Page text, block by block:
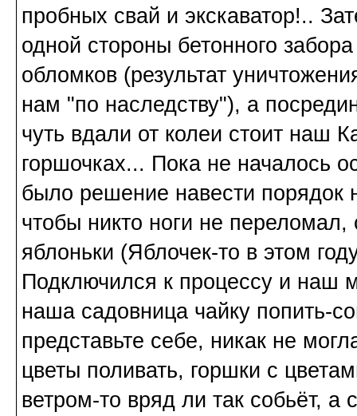
пробных свай и экскаватор!..
одной стороны бетонного
обломков (результат
нам "по наследству"), а
чуть вдали от колеи стоит наш
горшочках... Пока не началось
было решение навести порядок
чтобы никто ноги не переломал,
яблоньки (Яблочек-то в этом
Подключился к процессу и наш
наша садовница чайку попить-
представьте себе, никак не
цветы поливать, горшки с
ветром-то вряд ли так собьёт, а